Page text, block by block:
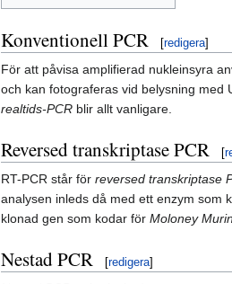
Konventionell PCR [redigera]
För att påvisa amplifierad nukleinsyra
och kan fotograferas vid belysning med
realtids-PCR blir allt vanligare.
Reversed transkriptase PCR [
RT-PCR står för reversed transkriptase
analysen inleds då med ett enzym som
klonad gen som kodar för Moloney
Nestad PCR [redigera]